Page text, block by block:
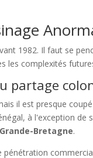
1982. Il faut se
les complexités
partage
il est presque
à l'exception
Bretagne.